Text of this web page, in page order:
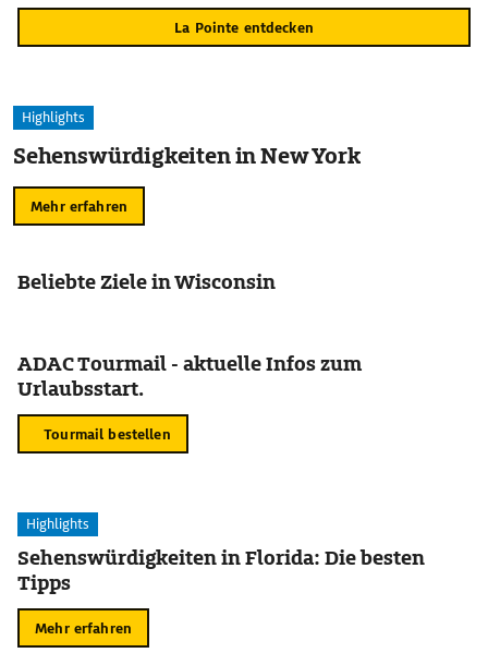
La Pointe entdecken
Highlights
Sehenswürdigkeiten in New York
Mehr erfahren
Beliebte Ziele in Wisconsin
ADAC Tourmail - aktuelle Infos zum
Urlaubsstart.
Tourmail bestellen
Highlights
Sehenswürdigkeiten in Florida: Die besten
Tipps
Mehr erfahren